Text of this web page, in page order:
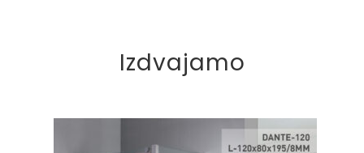
Izdvajamo